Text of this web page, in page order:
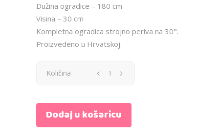
Dužina ogradice – 180 cm
Visina – 30 cm
Kompletna ogradica strojno periva na 30°.
Proizvedeno u Hrvatskoj.
Ogradica
kapetan
Količina
Dodaj u košaricu